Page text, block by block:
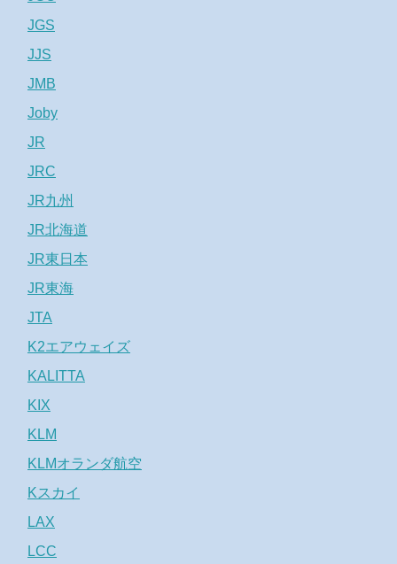
JGS
JJS
JMB
Joby
JR
JRC
JR九州
JR北海道
JR東日本
JR東海
JTA
K2エアウェイズ
KALITTA
KIX
KLM
KLMオランダ航空
Kスカイ
LAX
LCC